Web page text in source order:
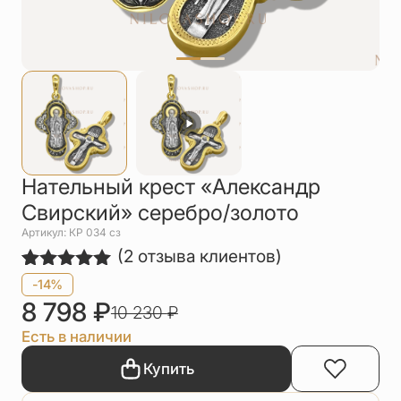
Цепи
Чётки
Шнурки на
Другое
Нательный крест «Александр
Свирский» серебро/золото
Артикул: КР 034 сз
Рейтинг
5.00из 5
на основе
опроса
2
пользователей
(2 отзыва клиентов)
-14%
8 798 ₽10 230₽
Есть в наличии
Купить